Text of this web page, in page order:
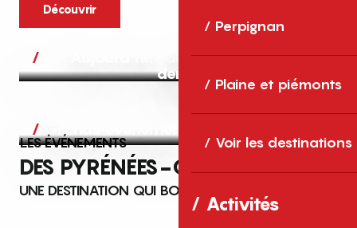
Perpignan
Plaine et piémonts
Voir les destinations
Activités
Découvrir
Aujourd’hui, demain et après-
demain
Grands événements
LES ÉVÉNEMENTS
DES PYRÉNÉES-ORIENTALES
UNE DESTINATION QUI BOUGE TOUTE L’ANNÉE